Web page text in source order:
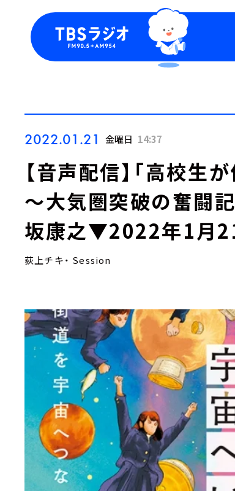
2022.01.21 金曜日 14:37
【音声配信】「高校生
～大気圏突破の奮闘
坂康之▼2022年1月21
荻上チキ・ Session